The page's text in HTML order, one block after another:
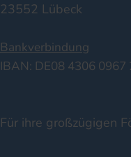
23552 Lübeck
Bankverbindung
IBAN: DE08 4306 0967
Für ihre großzügigen